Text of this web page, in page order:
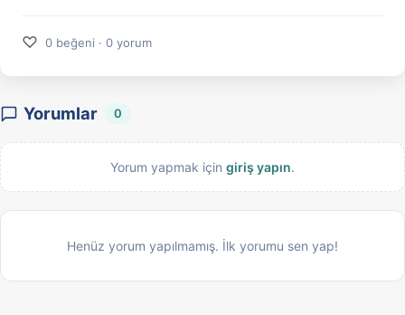
♡ 0 beğeni · 0 yorum
Yorumlar 0
Yorum yapmak için giriş yapın.
Henüz yorum yapılmamış. İlk yorumu sen yap!